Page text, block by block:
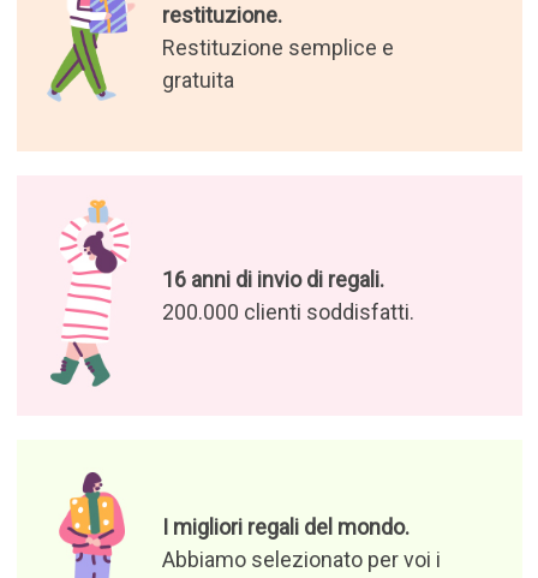
restituzione.
Restituzione semplice e
gratuita
16 anni di invio di regali.
200.000 clienti soddisfatti.
I migliori regali del mondo.
Abbiamo selezionato per voi i